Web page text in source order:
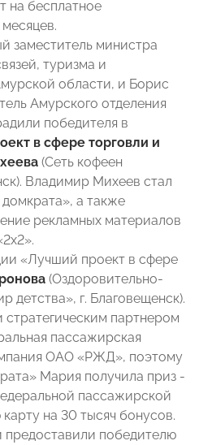
на бесплатное
заместитель министра
туризма и
области, и Борис
Амурского отделения
победителя в
в сфере торговли и
(Сеть кофеен
Владимир Михеев стал
а также
рекламных материалов
«Лучший проект в сфере
(Оздоровительно-
детства», г. Благовещенск).
партнером
пассажирская
ОАО «РЖД», поэтому
Мария получила приз -
пассажирской
на 30 тысяч бонусов.
победителю